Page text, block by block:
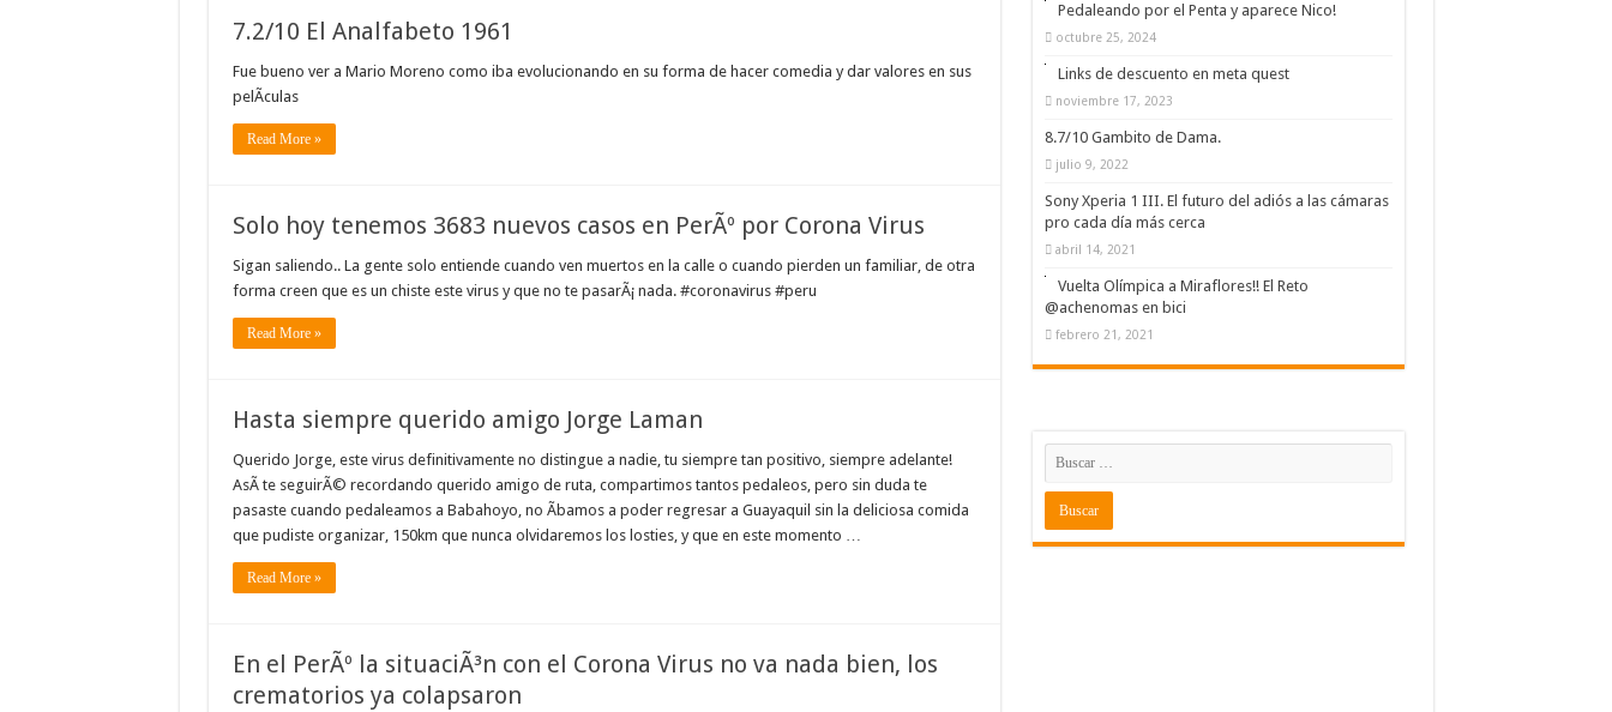
7.2/10 El Analfabeto 1961
Fue bueno ver a Mario Moreno como iba evolucionando en su forma de hacer comedia y dar valores en sus
pelÃ­culas
Read More »
Solo hoy tenemos 3683 nuevos casos en PerÃº por Corona Virus
Sigan saliendo.. La gente solo entiende cuando ven muertos en la calle o cuando pierden un familiar, de otra
forma creen que es un chiste este virus y que no te pasarÃ¡ nada. #coronavirus #peru
Read More »
Hasta siempre querido amigo Jorge Laman
Querido Jorge, este virus definitivamente no distingue a nadie, tu siempre tan positivo, siempre adelante!
AsÃ­ te seguirÃ© recordando querido amigo de ruta, compartimos tantos pedaleos, pero sin duda te
pasaste cuando pedaleamos a Babahoyo, no Ã­bamos a poder regresar a Guayaquil sin la deliciosa comida
que pudiste organizar, 150km que nunca olvidaremos los losties, y que en este momento …
Read More »
En el PerÃº la situaciÃ³n con el Corona Virus no va nada bien, los
crematorios ya colapsaron
Pedaleando por el Penta y aparece Nico!
octubre 25, 2024
Links de descuento en meta quest
noviembre 17, 2023
8.7/10 Gambito de Dama.
julio 9, 2022
Sony Xperia 1 III. El futuro del adiós a las cámaras
pro cada día más cerca
abril 14, 2021
Vuelta Olímpica a Miraflores!! El Reto
@achenomas en bici
febrero 21, 2021